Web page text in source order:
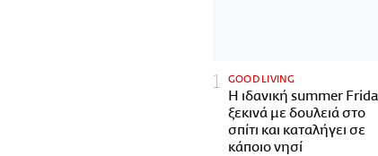
GOOD LIVING
Η ιδανική summer
ξεκινά με δουλειά στο
σπίτι και καταλήγει σε
κάποιο νησί